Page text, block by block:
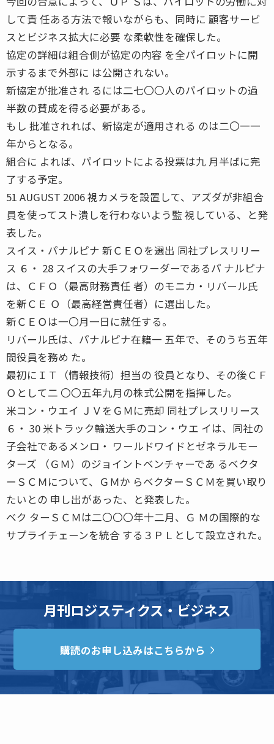
して責 任ある方法で報いながらも、同時に 顧客サービ
スとビジネス拡大に必要 な柔軟性を確保した。
協定の詳細は組合側が協定の内容 を全パイロットに開
示するまで外部に は公開されない。
新協定が批准され るには二七〇〇人のパイロットの過
半数の賛成を得る必要がある。
もし 批准されれば、新協定が適用される のは二〇一一
年からとなる。
組合に よれば、パイロットによる投票は九 月半ばに完
了する予定。
51 AUGUST 2006 視カメラを設置して、アズダが非組合
員を使ってスト潰しを行わないよう監 視している、と発
表した。
スイス・パナルピナ 新ＣＥＯを選出 同社プレスリリー
ス ６・ 28 スイスの大手フォワーダーであるパ ナルピナ
は、ＣＦＯ（最高財務責任 者）のモニカ・リバール氏
を新ＣＥ Ｏ（最高経営責任者）に選出した。
新ＣＥＯは一〇月一日に就任する。
リバール氏は、パナルピナ在籍一 五年で、そのうち五年
間役員を務め た。
最初にＩＴ（情報技術）担当の 役員となり、その後ＣＦ
Ｏとして二 〇〇五年九月の株式公開を指揮した。
米コン・ウエイ ＪＶをＧＭに売却 同社プレスリリース
６・ 30 米トラック輸送大手のコン・ウエ イは、同社の
子会社であるメンロ・ ワールドワイドとゼネラルモー
ターズ （ＧＭ）のジョイントベンチャーであ るベクタ
ーＳＣＭについて、ＧＭか らベクターＳＣＭを買い取り
たいとの 申し出があった、と発表した。
ベク ターＳＣＭは二〇〇〇年十二月、Ｇ Ｍの国際的な
サプライチェーンを統合 する３ＰＬとして設立された。
月刊ロジスティクス・ビジネス
購読のお申し込みはこちらから